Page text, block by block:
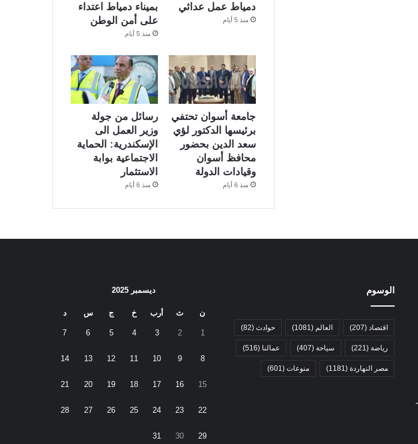
دمياط عمل عدائي
منذ 5 أيام
بميناء دمياط اعتداء
على أمن الوطن
منذ 5 أيام
جامعة أسوان تحتفي
برئيسها الدكتور لؤي
سعد الدين بحضور
محافظ أسوان
وقيادات الدولة
منذ 6 أيام
رسائل من جولة
وزير العمل الى
الإسكندرية: الحماية
الاجتماعية بوابة
الاستثمار
منذ 6 أيام
الوسوم
اقتصاد (207) العالم (1081) حوادث (82)
رياضة (221) سياحة (407) عمالنا (516)
مصر النهاردة (1181) منوعات (601)
ديسمبر 2025
ن ث أرب خ ج س د
1
2
3
4
5
6
7
8
9
10
11
12
13
14
15
16
17
18
19
20
21
22
23
24
25
26
27
28
29
30
31